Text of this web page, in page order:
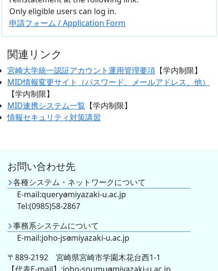
Only eligible users can log in.
申請フォーム / Application Form
関連リンク
宮崎大学統一認証アカウント運用管理要項 【学内制限】
MID情報変更サイト（パスワード、メールアドレス、他）
【学内制限】
MID連携システム一覧 【学内制限】
情報セキュリティ対策講習
お問い合わせ先
各種システム・ネットワークについて
E-mail:query miyazaki-u.ac.jp
Tel:(0985)58-2867
事務系システムについて
E-mail:joho-js miyazaki-u.ac.jp
〒889-2192 宮崎県宮崎市学園木花台西1-1
【代表E-mail】:joho-soumu miyazaki-u.ac.jp